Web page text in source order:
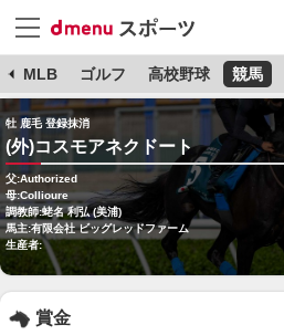
MLB ゴルフ 高校野球 競馬
牡 鹿毛 登録抹消
(外)コスモアネクドート
父:Authorized
母:Collioure
調教師:蛯名 利弘 (美浦)
馬主:有限会社 ビッグレッドファーム
生産者:
賞金